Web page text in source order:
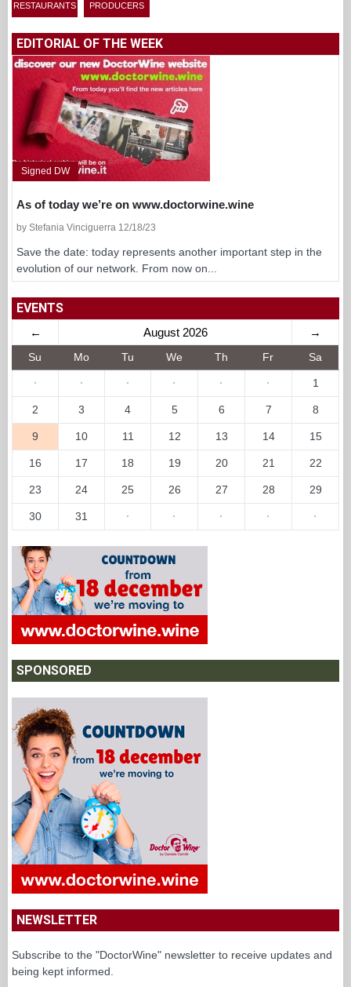
RESTAURANTS PRODUCERS
EDITORIAL OF THE WEEK
Signed DW
As of today we’re on www.doctorwine.wine
by Stefania Vinciguerra 12/18/23
Save the date: today represents another important step in the
evolution of our network. From now on...
EVENTS
← August 2026 →
Su Mo Tu We Th Fr Sa
· · · · · · 1
2 3 4 5 6 7 8
9 10 11 12 13 14 15
16 17 18 19 20 21 22
23 24 25 26 27 28 29
30 31 · · · · ·
SPONSORED
NEWSLETTER
Subscribe to the "DoctorWine" newsletter to receive updates and
being kept informed.